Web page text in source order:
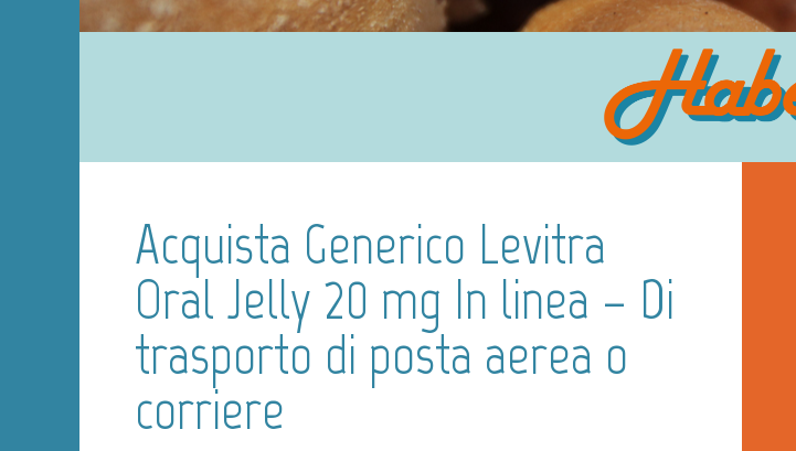
Acquista Generico Levitra
Oral Jelly 20 mg In linea – Di
trasporto di posta aerea o
corriere